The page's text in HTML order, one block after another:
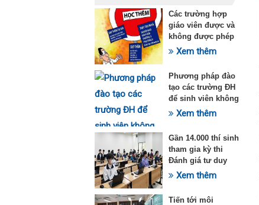
Các trường hợp
giáo viên được và
không được phép
dạy thêm theo
Xem thêm
Phương pháp đào
tạo các trường ĐH
để sinh viên không
quá tải với ngành
Xem thêm
Gần 14.000 thí sinh
tham gia kỳ thi
Đánh giá tư duy
đợt 1 năm 2025
Xem thêm
Tiến tới môi